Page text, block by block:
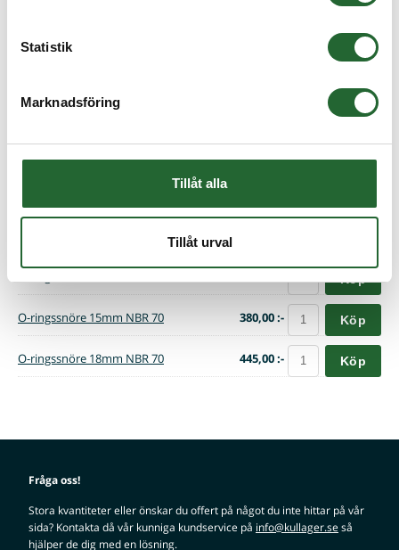
Statistik
Marknadsföring
Tillåt alla
Tillåt urval
Köp
O-ringssnöre 10mm NBR 70 Köp
Köp
O-ringssnöre 15mm NBR 70 380,00 :- Köp
O-ringssnöre 18mm NBR 70 445,00 :- Köp
Fråga oss!
Stora kvantiteter eller önskar du offert på något du inte hittar på vår
sida? Kontakta då vår kunniga kundservice på info@kullager.seså
hjälper de dig med en lösning.